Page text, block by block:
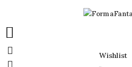

 Wishlist
